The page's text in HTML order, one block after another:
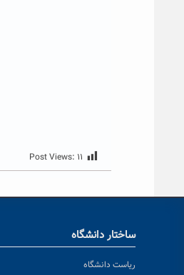
Post Views: ۱۱
ساختار دانشگاه
ریاست دانشگاه